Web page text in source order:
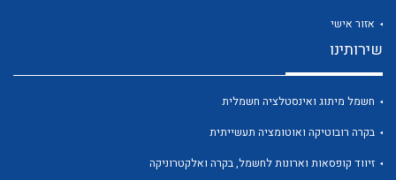
אזור אישי
שירותינו
חשמל מיתוג ואינסטלציה חשמלית
בקרה רובוטיקה ואוטומציה תעשייתית
זיווד קופסאות וארונות לחשמל, בקרה ואלקטרוניקה